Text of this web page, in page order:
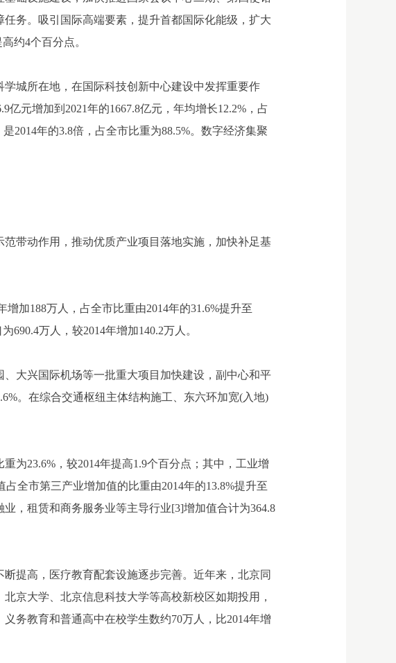
务。吸引国际高端要素，提升首都国际化能级，扩大
约4个百分点。
城所在地，在国际科技创新中心建设中发挥重要作
元增加到2021年的1667.8亿元，年均增长12.2%，占
2014年的3.8倍，占全市比重为88.5%。数字经济集聚
带动作用，推动优质产业项目落地实施，加快补足基
加188万人，占全市比重由2014年的31.6%提升至
690.4万人，较2014年增加140.2万人。
大兴国际机场等一批重大项目加快建设，副中心和平
。在综合交通枢纽主体结构施工、东六环加宽(入地)
为23.6%，较2014年提高1.9个百分点；其中，工业增
全市第三产业增加值的比重由2014年的13.8%提升至
，租赁和商务服务业等主导行业[3]增加值合计为364.8
提高，医疗教育配套设施逐步完善。近年来，北京同
京大学、北京信息科技大学等高校新校区如期投用，
务教育和普通高中在校学生数约70万人，比2014年增